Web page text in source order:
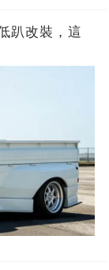
趴改裝，這